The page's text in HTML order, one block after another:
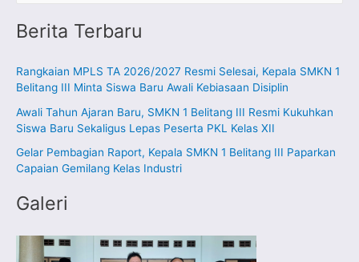
u
t
k
Berita Terbaru
Rangkaian MPLS TA 2026/2027 Resmi Selesai, Kepala SMKN 1
Belitang III Minta Siswa Baru Awali Kebiasaan Disiplin
Awali Tahun Ajaran Baru, SMKN 1 Belitang III Resmi Kukuhkan
Siswa Baru Sekaligus Lepas Peserta PKL Kelas XII
Gelar Pembagian Raport, Kepala SMKN 1 Belitang III Paparkan
Capaian Gemilang Kelas Industri
Galeri